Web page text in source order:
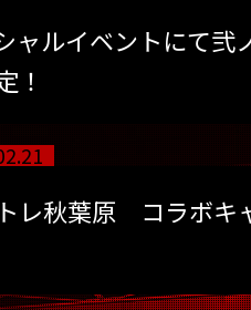
ャルイベントにて弐
！
レ秋葉原 コラボキ